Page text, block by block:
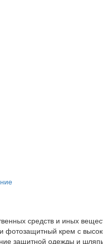
средств и иных
фотозащитный крем с
защитной одежды и